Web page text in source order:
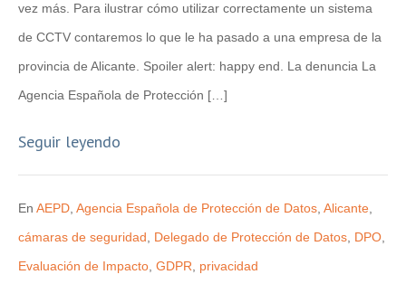
vez más. Para ilustrar cómo utilizar correctamente un sistema
de CCTV contaremos lo que le ha pasado a una empresa de la
provincia de Alicante. Spoiler alert: happy end. La denuncia La
Agencia Española de Protección […]
Seguir leyendo
En AEPD Agencia Española de Protección de Datos Alicante
cámaras de seguridad
Delegado de Protección de Datos DPO
Evaluación de Impacto GDPR privacidad